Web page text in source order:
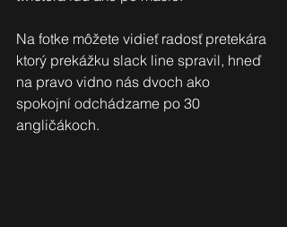
Na fotke môžete vidieť radosť pretekára
ktorý prekážku slack line spravil, hneď
na pravo vidno nás dvoch ako
spokojní odchádzame po 30
angličákoch.